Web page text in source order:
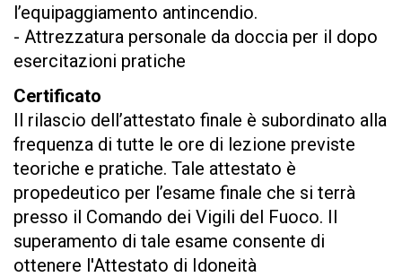
l’equipaggiamento antincendio.
- Attrezzatura personale da doccia per il dopo
esercitazioni pratiche
Certificato
Il rilascio dell’attestato finale è subordinato alla
frequenza di tutte le ore di lezione previste
teoriche e pratiche. Tale attestato è
propedeutico per l’esame finale che si terrà
presso il Comando dei Vigili del Fuoco. Il
superamento di tale esame consente di
ottenere l'Attestato di Idoneità